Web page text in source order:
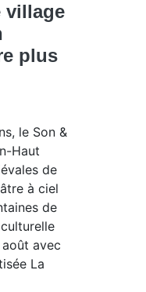
village
plus
le Son &
Haut
de
à ciel
de
avec
La